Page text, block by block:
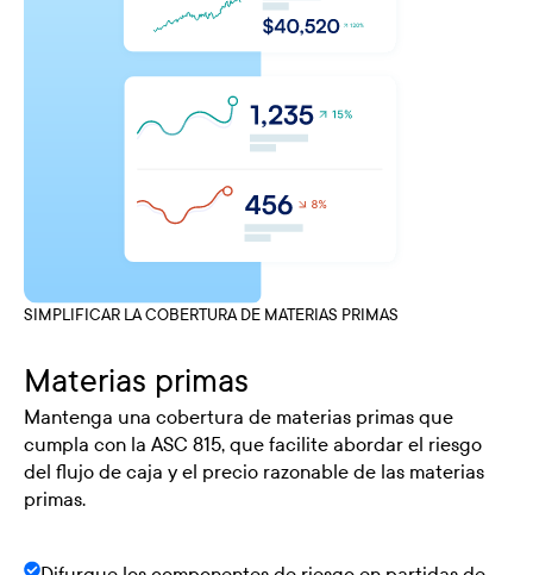
SIMPLIFICAR LA COBERTURA DE MATERIAS PRIMAS
Materias primas
Mantenga una cobertura de materias primas que
cumpla con la ASC 815, que facilite abordar el riesgo
del flujo de caja y el precio razonable de las materias
primas.